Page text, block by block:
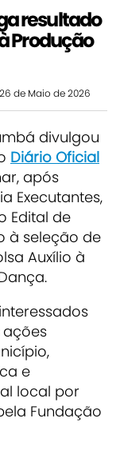
resultado
Produção
de Maio de 2026
divulgou
Diário Oficial
após
Executantes,
Edital de
à seleção de
Auxílio à
e
local por
Fundação